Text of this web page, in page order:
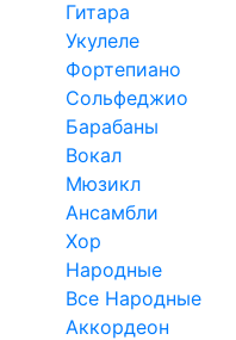
Гитара
Укулеле
Фортепиано
Сольфеджио
Барабаны
Вокал
Мюзикл
Ансамбли
Хор
Народные
Все Народные
Аккордеон